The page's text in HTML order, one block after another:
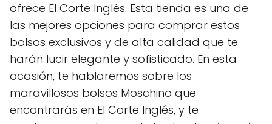
ofrece El Corte Inglés. Esta tienda es una de
las mejores opciones para comprar estos
bolsos exclusivos y de alta calidad que te
harán lucir elegante y sofisticado. En esta
ocasión, te hablaremos sobre los
maravillosos bolsos Moschino que
encontrarás en El Corte Inglés, y te